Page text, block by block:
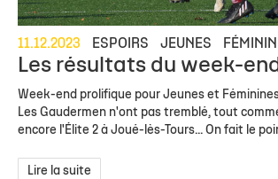
11.12.2023 ESPOIRS JEUNES
Les résultats du week-
Week-end prolifique pour Jeunes et
Les Gaudermen n'ont pas tremblé, tout
encore l'Élite 2 à Joué-lès-Tours... On fait le
Lire la suite